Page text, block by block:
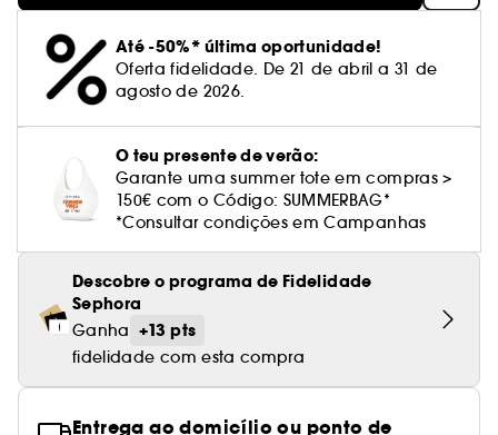
Prada Beauty
Rare Beauty
Rem Beauty
Sephora Collection
Yepoda
Westman Atelier
Creme com cor
Leite desmaquilhante
Água micelar
Toalhitas desmaquilhantes
Acessórios maquilhagem
Óleo desmaquilhante
Leite desmaquilhante
Tratamento anti-vermelhidão
Tratamento minimizador dos poros
Tratamento reafirmante e lifting
Tratamento purificante e matificante
Utensílios e acessórios de limpeza
Ver tudo
Cremes de olhos
Limpeza & esfoliantes
Hidratantes
Tratamento rosto parafarmácia
Ver tudo
Corpo parafarmácia
Tratamento parafarmácia
Tratamento Sephora Collection
Gel de barbear e loção pós-barba
Perfume fresco
Perfume amadeirado
Perfume com baunilha
Perfume doce
Óleos e difusores
Try me
frizz
Cabelo sem brilho
Brilho & suavidade
Cuidado do couro cabeludo
Volume
Coloração
Protetor solar cabelo
Anti-caspa
Cuidado de unhasAté -50%* última oportunidade!
Oferta fidelidade. De 21 de abril a 31 de
agosto de 2026.
O teu presente de verão:
Garante uma summer tote em compras >
150€ com o Código: SUMMERBAG*
*Consultar condições em Campanhas
Descobre o programa de Fidelidade
Sephora
Ganha +13 pts
fidelidade com esta compra
Entrega ao domicílio ou ponto de